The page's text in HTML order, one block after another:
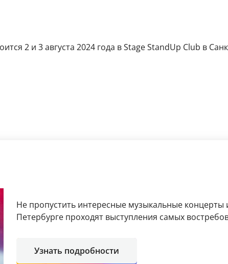
2 и 3 августа 2024 года в Stage StandUp Club в
Не пропустить интересные музыкальные
Петербурге проходят выступления самых
Узнать подробности